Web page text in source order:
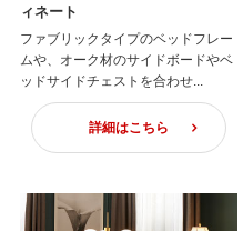
ィネート
ファブリックタイプのベッドフレー
ムや、オーク材のサイドボードやベ
ッドサイドチェストを合わせ...
詳細はこちら